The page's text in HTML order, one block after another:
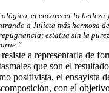
el encarecer la belleza
a Julieta más hermosa
estatua sin la
a representarla de
que son el
positivista, el ensayista
con el